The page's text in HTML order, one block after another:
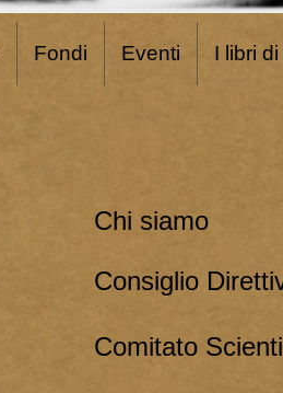
Fondi Eventi I libri
Chi siamo
Consiglio
Comitato